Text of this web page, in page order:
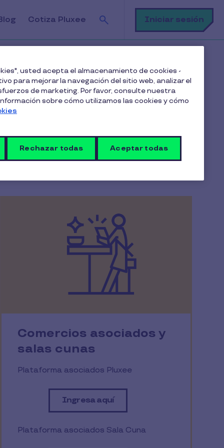
Cotiza Pluxee
Buscar
Iniciar sesión
Comercios asociados y
salas cunas
Plataforma asociados Pluxee
Ingresa aquí
Plataforma asociados Sala Cuna
usted acepta el almacenamiento de cookies -
para mejorar la navegación del sitio web, analizar el
de marketing. Por favor, consulte nuestra
sobre cómo utilizamos las cookies y cómo
Rechazar todas Aceptar todas